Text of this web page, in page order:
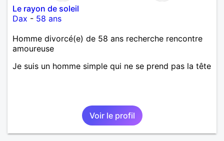
Le rayon de soleil
Dax - 58 ans
Homme divorcé(e) de 58 ans recherche rencontre
amoureuse
Je suis un homme simple qui ne se prend pas la tête
Voir le profil